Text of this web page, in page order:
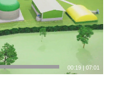
00:20 |07:01